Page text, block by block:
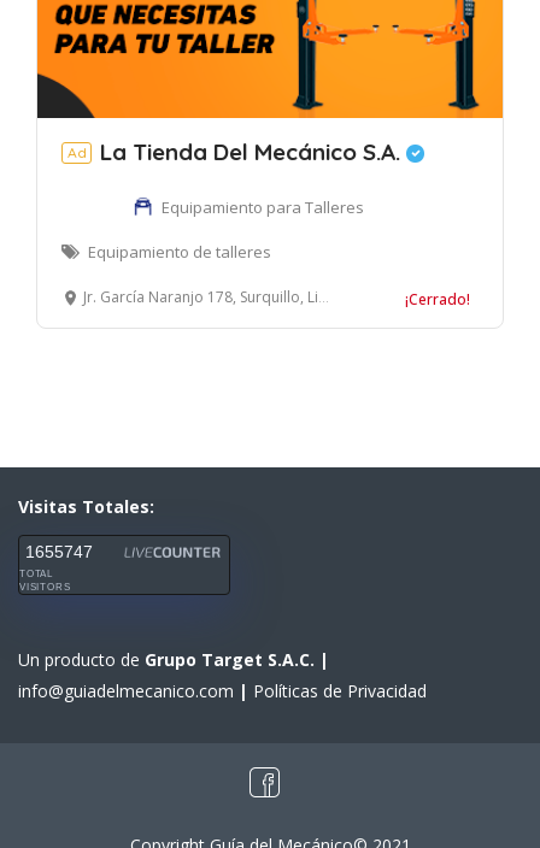
Ad La Tienda Del Mecánico S.A.
Equipamiento para Talleres
Equipamiento de talleres
Jr. García Naranjo 178, Surquillo, Lima, Perú ¡Cerrado!
Visitas Totales:
1655747
TOTAL
VISITORS
Un producto de Grupo Target S.A.C. |
info@guiadelmecanico.com | Políticas de Privacidad